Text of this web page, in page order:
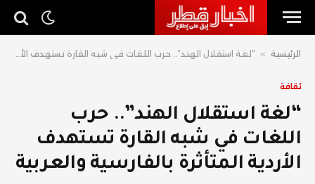
الرئيسية » “لغة استقلال الهند”.. حرب اللغات في شبه القارة تستهدف الأردية المتأثرة بالفارسية والعربية
ثقافة
“لغة استقلال الهند”.. حرب
اللغات في شبه القارة تستهدف
الأردية المتأثرة بالفارسية والعربية